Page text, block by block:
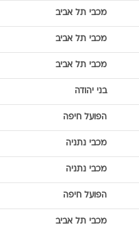
מכבי תל אביב
מכבי תל אביב
מכבי תל אביב
בני יהודה
הפועל חיפה
מכבי נתניה
מכבי נתניה
הפועל חיפה
מכבי תל אביב